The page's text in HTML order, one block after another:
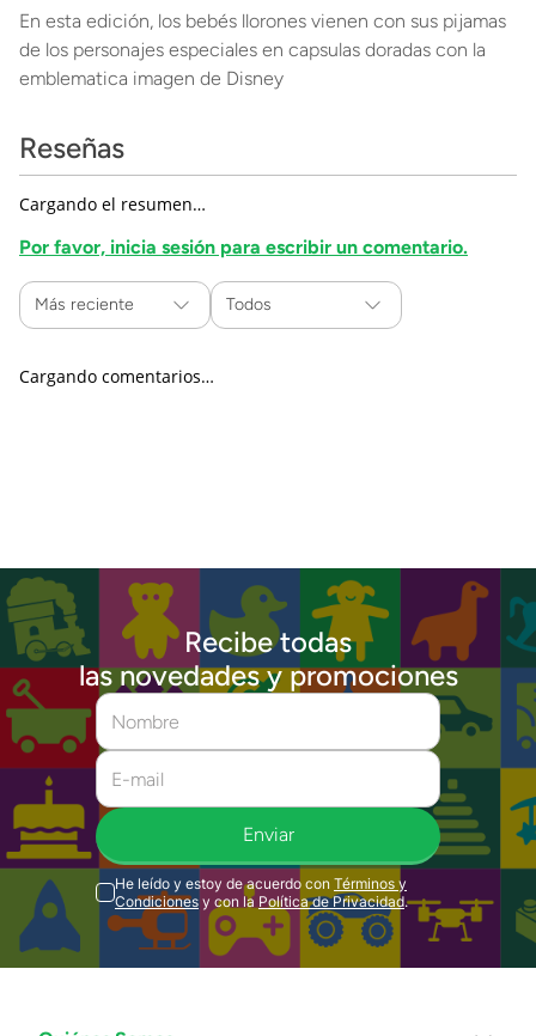
En esta edición, los bebés llorones vienen con sus pijamas
de los personajes especiales en capsulas doradas con la
emblematica imagen de Disney
Reseñas
Cargando el resumen…
Por favor, inicia sesión para escribir un comentario.
Más reciente Todos
Cargando comentarios…
Recibe todas
las novedades y promociones
Enviar
He leído y estoy de acuerdo con Términos y
Condiciones y con la Política de Privacidad.